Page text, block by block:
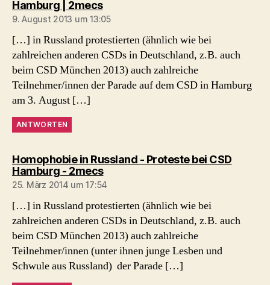
Hamburg | 2mecssagt:
9. August 2013 um 13:05
[…] in Russland protestierten (ähnlich wie bei
zahlreichen anderen CSDs in Deutschland, z.B. auch
beim CSD München 2013) auch zahlreiche
Teilnehmer/innen der Parade auf dem CSD in Hamburg
am 3. August […]
ANTWORTEN
Homophobie in Russland - Proteste bei CSD
Hamburg - 2mecssagt:
25. März 2014 um 17:54
[…] in Russland protestierten (ähnlich wie bei
zahlreichen anderen CSDs in Deutschland, z.B. auch
beim CSD München 2013) auch zahlreiche
Teilnehmer/innen (unter ihnen junge Lesben und
Schwule aus Russland) der Parade […]